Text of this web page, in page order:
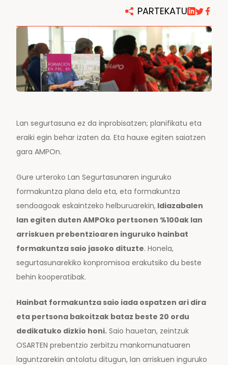
PARTEKATU
Lan segurtasuna ez da inprobisatzen; planifikatu eta
eraiki egin behar izaten da. Eta hauxe egiten saiatzen
gara AMPOn.
Gure urteroko Lan Segurtasunaren inguruko
formakuntza plana dela eta, eta formakuntza
sendoagoak eskaintzeko helburuarekin, Idiazabalen
lan egiten duten AMPOko pertsonen %100ak lan
arriskuen prebentzioaren inguruko hainbat
formakuntza saio jasoko dituzte. Honela,
segurtasunarekiko konpromisoa erakutsiko du beste
behin kooperatibak.
Hainbat formakuntza saio iada ospatzen ari dira
eta pertsona bakoitzak bataz beste 20 ordu
dedikatuko dizkio honi. Saio hauetan, zeintzuk
OSARTEN prebentzio zerbitzu mankomunatuaren
laguntzarekin antolatu ditugun, lan arriskuen inguruko